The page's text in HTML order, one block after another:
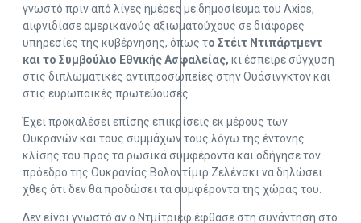
γνωστό πριν από λίγες ημέρες με δημοσίευμα του Axios,
αιφνιδίασε αμερικανούς αξιωματούχους σε διάφορες
υπηρεσίες της κυβέρνησης, όπως το Στέιτ Ντιπάρτμεντ
και το Συμβούλιο Εθνικής Ασφαλείας, κι έσπειρε σύγχυση
στις διπλωματικές αντιπροσωπείες στην Ουάσινγκτον και
στις ευρωπαϊκές πρωτεύουσες.
Έχει προκαλέσει επίσης επικρίσεις εκ μέρους των
Ουκρανών και τους συμμάχων τους λόγω της έντονης
κλίσης του προς τα ρωσικά συμφέροντα και οδήγησε τον
πρόεδρο της Ουκρανίας Βολοντίμιρ Ζελένσκι να δηλώσει
χθες ότι δεν θα προδώσει τα συμφέροντα της χώρας του.
Δεν είναι γνωστό αν ο Ντμίτριεφ έφθασε στη συνάντηση στο